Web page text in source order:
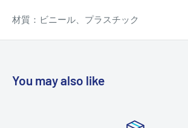
材質：ビニール、プラスチック
You may also like